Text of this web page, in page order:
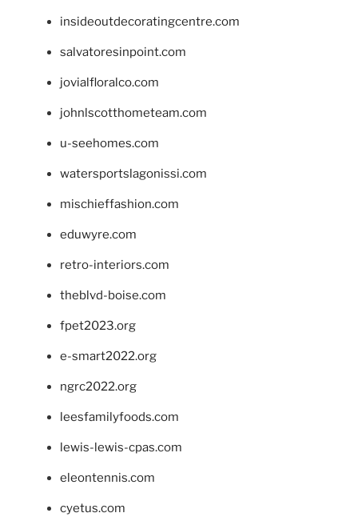
insideoutdecoratingcentre.com
salvatoresinpoint.com
jovialfloralco.com
johnlscotthometeam.com
u-seehomes.com
watersportslagonissi.com
mischieffashion.com
eduwyre.com
retro-interiors.com
theblvd-boise.com
fpet2023.org
e-smart2022.org
ngrc2022.org
leesfamilyfoods.com
lewis-lewis-cpas.com
eleontennis.com
cyetus.com